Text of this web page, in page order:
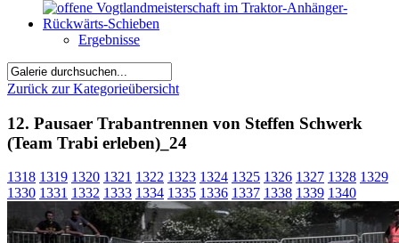
Ergebnisse
Zurück zur Kategorieübersicht
12. Pausaer Trabantrennen von Steffen Schwerk
(Team Trabi erleben)_24
1318 1319 1320 1321 1322 1323 1324 1325 1326 1327 1328 1329
1330 1331 1332 1333 1334 1335 1336 1337 1338 1339 1340